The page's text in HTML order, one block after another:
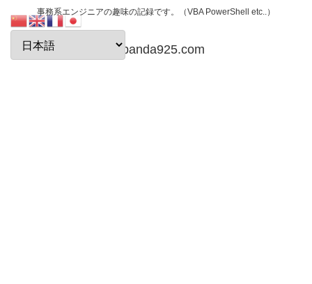
事務系エンジニアの趣味の記録です。（VBA PowerShell etc..）
papanda925.com